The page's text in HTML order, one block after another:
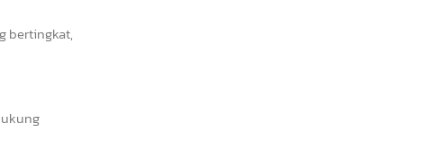
bertingkat,